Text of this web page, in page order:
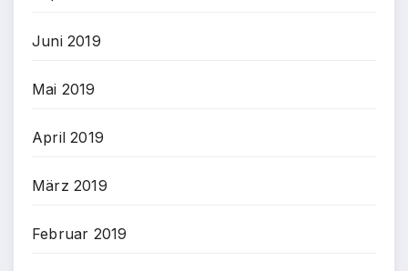
Juni 2019
Mai 2019
April 2019
März 2019
Februar 2019